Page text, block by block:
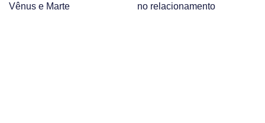
Vênus e Marte
no relacionamento